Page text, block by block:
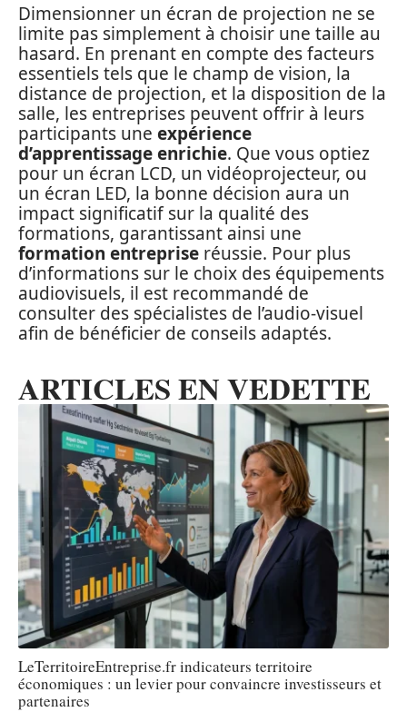
Dimensionner un écran de projection ne se
limite pas simplement à choisir une taille au
hasard. En prenant en compte des facteurs
essentiels tels que le champ de vision, la
distance de projection, et la disposition de la
salle, les entreprises peuvent offrir à leurs
participants une expérience
d’apprentissage enrichie. Que vous optiez
pour un écran LCD, un vidéoprojecteur, ou
un écran LED, la bonne décision aura un
impact significatif sur la qualité des
formations, garantissant ainsi une
formation entreprise réussie. Pour plus
d’informations sur le choix des équipements
audiovisuels, il est recommandé de
consulter des spécialistes de l’audio-visuel
afin de bénéficier de conseils adaptés.
ARTICLES EN VEDETTE
LeTerritoireEntreprise.fr indicateurs territoire
économiques : un levier pour convaincre investisseurs et
partenaires